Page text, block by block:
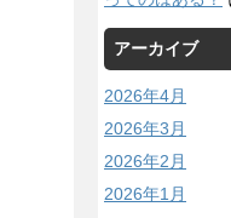
アーカイブ
2026年4月
2026年3月
2026年2月
2026年1月